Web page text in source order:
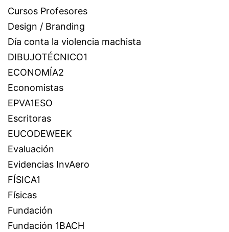
Cursos Profesores
Design / Branding
Día conta la violencia machista
DIBUJOTÉCNICO1
ECONOMÍA2
Economistas
EPVA1ESO
Escritoras
EUCODEWEEK
Evaluación
Evidencias InvAero
FÍSICA1
Físicas
Fundación
Fundación 1BACH